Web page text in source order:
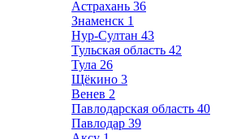
Астрахань 36
Знаменск 1
Нур-Султан 43
Тульская область 42
Тула 26
Щёкино 3
Венев 2
Павлодарская область 40
Павлодар 39